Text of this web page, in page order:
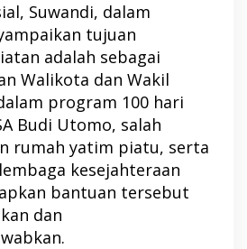
Suwandi, dalam
tujuan
adalah sebagai
Walikota dan Wakil
program 100 hari
Budi Utomo, salah
rumah yatim piatu, serta
kesejahteraan
bantuan tersebut
dan